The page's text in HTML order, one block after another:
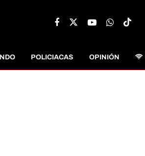
POLICIACAS OPINIÓN